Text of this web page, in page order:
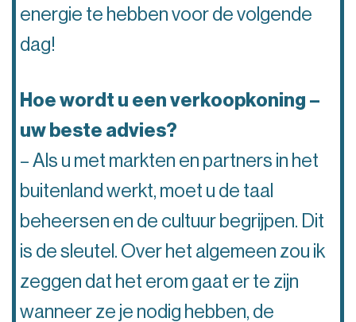
energie te hebben voor de volgende
dag!
Hoe wordt u een verkoopkoning –
uw beste advies?
– Als u met markten en partners in het
buitenland werkt, moet u de taal
beheersen en de cultuur begrijpen. Dit
is de sleutel. Over het algemeen zou ik
zeggen dat het erom gaat er te zijn
wanneer ze je nodig hebben, de